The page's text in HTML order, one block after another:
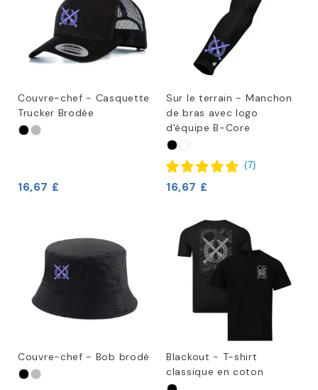
Couvre-chef - Casquette
Trucker Brodée
16,67 £
Sur le terrain - Manchon
de bras avec logo
d'équipe B-Core
(7)
16,67 £
Couvre-chef - Bob brodé
Blackout - T-shirt
classique en coton